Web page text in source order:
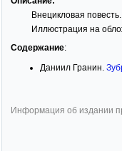
Внецикловая повесть.
Иллюстрация на
Содержание:
Даниил Гранин.
Информация об издании